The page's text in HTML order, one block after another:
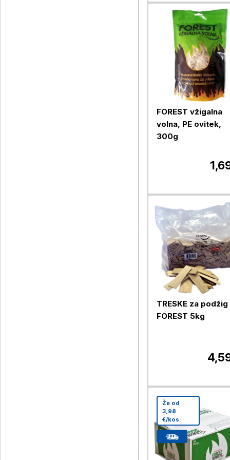
FOREST vžigalna
volna, PE ovitek,
300g
TRESKE za podžig
FOREST 5kg
Že od
3,98
€/kos